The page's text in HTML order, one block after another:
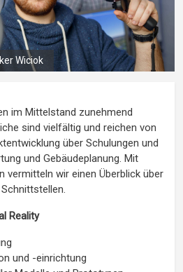
Wiciok
im Mittelstand zunehmend
sind vielfältig und reichen von
über Schulungen und
und Gebäudeplanung. Mit
vermitteln wir einen Überblick über
Reality
und -einrichtung